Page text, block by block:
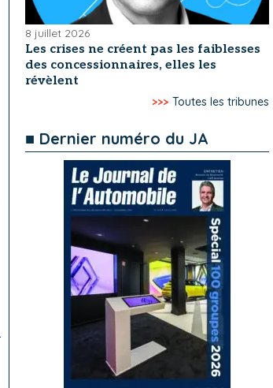
8 juillet 2026
Les crises ne créent pas les faiblesses
des concessionnaires, elles les
révèlent
>>> Toutes les tribunes
■ Dernier numéro du JA